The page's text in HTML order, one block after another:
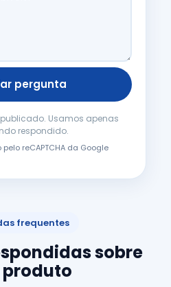
pergunta
Usamos apenas
respondido.
reCAPTCHA da Google
frequentes
sobre
produto